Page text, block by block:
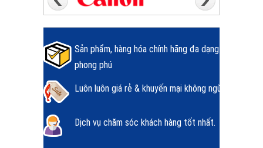
Sản phẩm, hàng hóa chính hãng đa dạng
phong phú
Luôn luôn giá rẻ & khuyến mại không ngừng.
Dịch vụ chăm sóc khách hàng tốt nhất.